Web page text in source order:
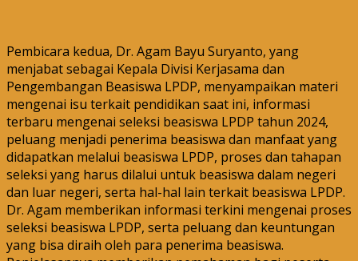
Pembicara kedua, Dr. Agam Bayu Suryanto, yang
menjabat sebagai Kepala Divisi Kerjasama dan
Pengembangan Beasiswa LPDP, menyampaikan materi
mengenai isu terkait pendidikan saat ini, informasi
terbaru mengenai seleksi beasiswa LPDP tahun 2024,
peluang menjadi penerima beasiswa dan manfaat yang
didapatkan melalui beasiswa LPDP, proses dan tahapan
seleksi yang harus dilalui untuk beasiswa dalam negeri
dan luar negeri, serta hal-hal lain terkait beasiswa LPDP.
Dr. Agam memberikan informasi terkini mengenai proses
seleksi beasiswa LPDP, serta peluang dan keuntungan
yang bisa diraih oleh para penerima beasiswa.